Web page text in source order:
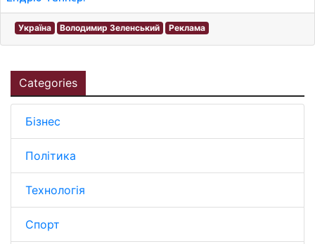
Україна Володимир Зеленський Реклама
Categories
Бізнес
Політика
Технологія
Спорт